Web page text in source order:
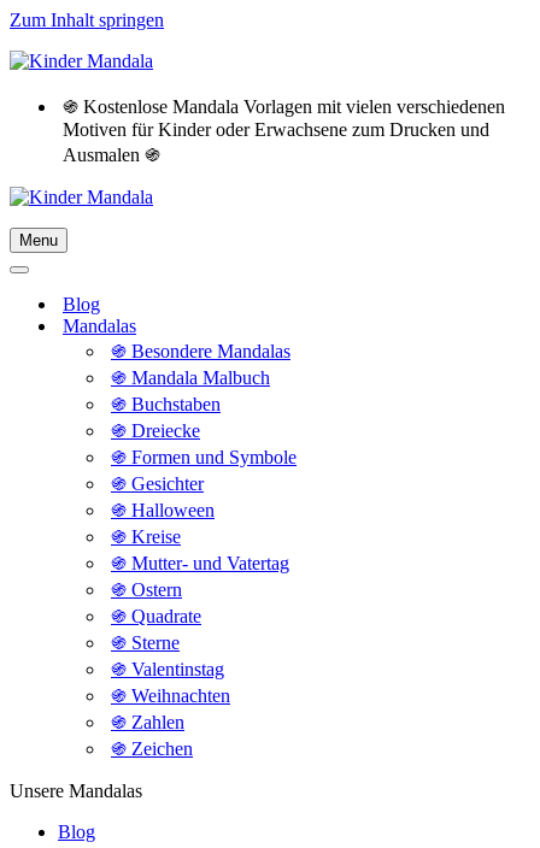
Zum Inhalt springen
֍ Kostenlose Mandala Vorlagen mit vielen verschiedenen
Motiven für Kinder oder Erwachsene zum Drucken und
Ausmalen ֍
Menu
Navigationsmenü
Navigationsmenü
Blog
Mandalas
֍ Besondere Mandalas
֍ Mandala Malbuch
֍ Buchstaben
֍ Dreiecke
֍ Formen und Symbole
֍ Gesichter
֍ Halloween
֍ Kreise
֍ Mutter- und Vatertag
֍ Ostern
֍ Quadrate
֍ Sterne
֍ Valentinstag
֍ Weihnachten
֍ Zahlen
֍ Zeichen
Unsere Mandalas
Blog